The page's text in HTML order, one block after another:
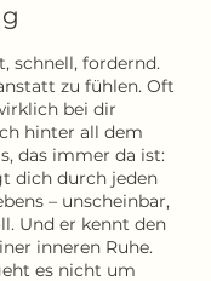
schnell, fordernd.
zu fühlen. Oft
bei dir
hinter all dem
das immer da ist:
dich durch jeden
– unscheinbar,
Und er kennt den
inneren Ruhe.​
es nicht um